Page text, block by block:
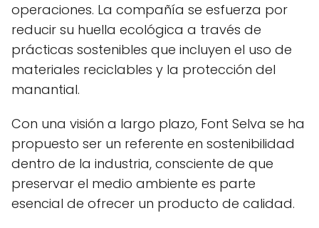
operaciones. La compañía se esfuerza por
reducir su huella ecológica a través de
prácticas sostenibles que incluyen el uso de
materiales reciclables y la protección del
manantial.
Con una visión a largo plazo, Font Selva se ha
propuesto ser un referente en sostenibilidad
dentro de la industria, consciente de que
preservar el medio ambiente es parte
esencial de ofrecer un producto de calidad.